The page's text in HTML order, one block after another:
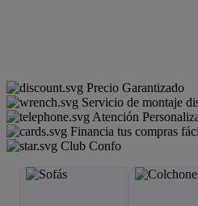
Precio Garantizado
Servicio de montaje
Atención
Financia tus compras
Club Confo